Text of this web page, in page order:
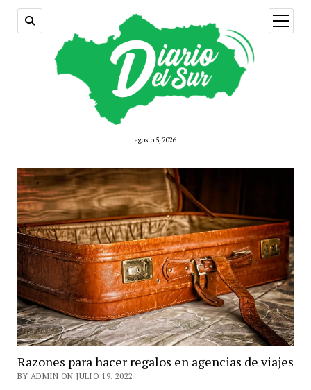
agosto 5, 2026
open
menu
Razones para hacer regalos en agencias de viajes
BY ADMIN ON JULIO 19, 2022